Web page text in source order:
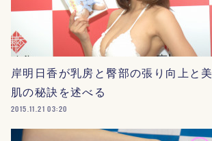
岸明日香が乳房と臀部の張り向上と美
肌の秘訣を述べる
2015.11.21 03:20